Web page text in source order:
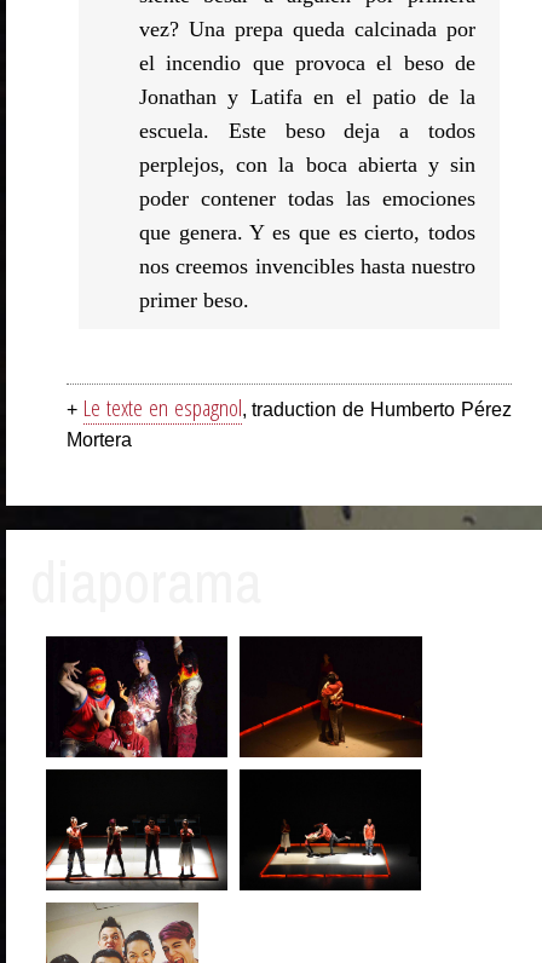
vez? Una prepa queda calcinada por
el incendio que provoca el beso de
Jonathan y Latifa en el patio de la
escuela. Este beso deja a todos
perplejos, con la boca abierta y sin
poder contener todas las emociones
que genera. Y es que es cierto, todos
nos creemos invencibles hasta nuestro
primer beso.
+ Le texte en espagnol, traduction de Humberto Pérez
Mortera